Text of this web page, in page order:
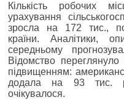
Кількість робочих
урахування
зросла на 172 тис.,
країни. Аналітики,
середньому
Відомство
підвищенням:
додала на 93 тис.
очікувалося.